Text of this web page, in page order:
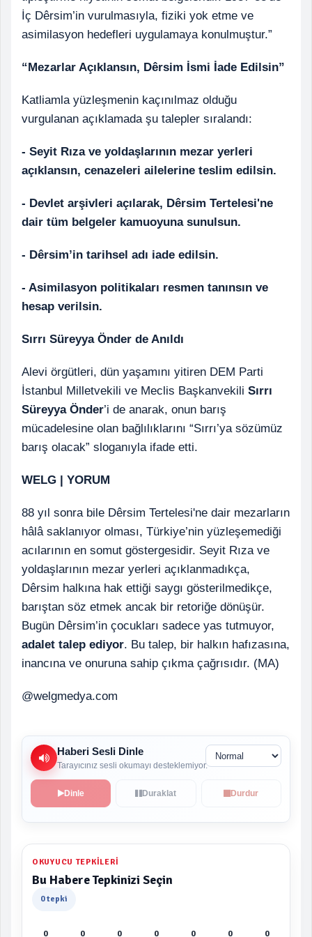
İç Dêrsim’in vurulmasıyla, fiziki yok etme ve
asimilasyon hedefleri uygulamaya konulmuştur.”
“Mezarlar Açıklansın, Dêrsim İsmi İade Edilsin”
Katliamla yüzleşmenin kaçınılmaz olduğu
vurgulanan açıklamada şu talepler sıralandı:
- Seyit Rıza ve yoldaşlarının mezar yerleri
açıklansın, cenazeleri ailelerine teslim edilsin.
- Devlet arşivleri açılarak, Dêrsim Tertelesi'ne
dair tüm belgeler kamuoyuna sunulsun.
- Dêrsim’in tarihsel adı iade edilsin.
- Asimilasyon politikaları resmen tanınsın ve
hesap verilsin.
Sırrı Süreyya Önder de Anıldı
Alevi örgütleri, dün yaşamını yitiren DEM Parti
İstanbul Milletvekili ve Meclis Başkanvekili Sırrı
Süreyya Önder’i de anarak, onun barış
mücadelesine olan bağlılıklarını “Sırrı’ya sözümüz
barış olacak” sloganıyla ifade etti.
WELG | YORUM
88 yıl sonra bile Dêrsim Tertelesi'ne dair mezarların
hâlâ saklanıyor olması, Türkiye’nin yüzleşemediği
acılarının en somut göstergesidir. Seyit Rıza ve
yoldaşlarının mezar yerleri açıklanmadıkça,
Dêrsim halkına hak ettiği saygı gösterilmedikçe,
barıştan söz etmek ancak bir retoriğe dönüşür.
Bugün Dêrsim’in çocukları sadece yas tutmuyor,
adalet talep ediyor. Bu talep, bir halkın hafızasına,
inancına ve onuruna sahip çıkma çağrısıdır. (MA)
@welgmedya.com
Haberi Sesli Dinle
Tarayıcınız sesli okumayı desteklemiyor.
Dinle Duraklat Durdur
OKUYUCU TEPKILERI
Bu Habere Tepkinizi Seçin
0 tepki
0 0 0 0 0 0 0